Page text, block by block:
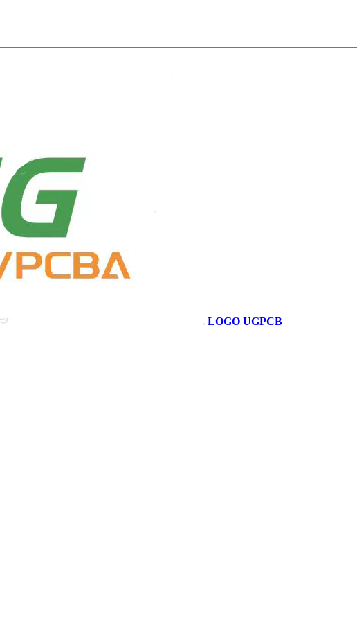
LOGO UGPCB